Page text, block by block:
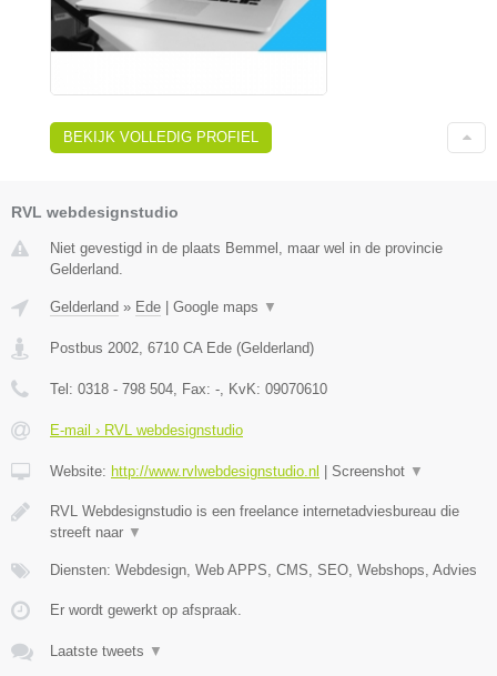
BEKIJK VOLLEDIG PROFIEL
RVL webdesignstudio
Niet gevestigd in de plaats Bemmel, maar wel in de provincie
Gelderland.
Gelderland » Ede Google maps ▼
Postbus 2002, 6710 CA Ede (Gelderland)
Tel: 0318 - 798 504, Fax: -, KvK: 09070610
E-mail › RVL webdesignstudio
Website: http://www.rvlwebdesignstudio.nl Screenshot ▼
RVL Webdesignstudio is een freelance internetadviesbureau die
streeft naar ▼
Diensten: Webdesign, Web APPS, CMS, SEO, Webshops, Advies
Er wordt gewerkt op afspraak.
Laatste tweets ▼